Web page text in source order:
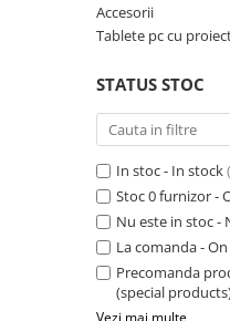
Producatori telefoane
Telefoane mobile RugOne
Telefoane mobile Doogee
Telefoane mobile Oukitel
Telefoane mobile Ulefone
Telefoane mobile Unihertz
Telefoane mobile Cubot
Telefoane mobile Blackview
Telefoane mobile OSCAL
Telefoane mobile Fossibot
Telefoane mobile Lagenio
Accesorii
Tablete pc cu
STATUS STOC
In stoc - In stock
Stoc 0 furnizor -
Nu este in stoc -
La comanda -
Precomanda
(special
Vezi mai multe